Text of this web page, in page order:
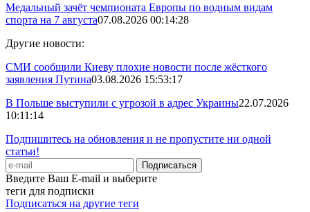
Медальный зачёт чемпионата Европы по водным видам
спорта на 7 августа07.08.2026 00:14:28
Другие новости:
СМИ сообщили Киеву плохие новости после жёсткого
заявления Путина03.08.2026 15:53:17
В Польше выступили с угрозой в адрес Украины22.07.2026
10:11:14
Подпишитесь на обновления и не пропустите ни одной
статьи!
Введите Ваш E-mail и выберите
теги для подписки
Подписаться на другие теги